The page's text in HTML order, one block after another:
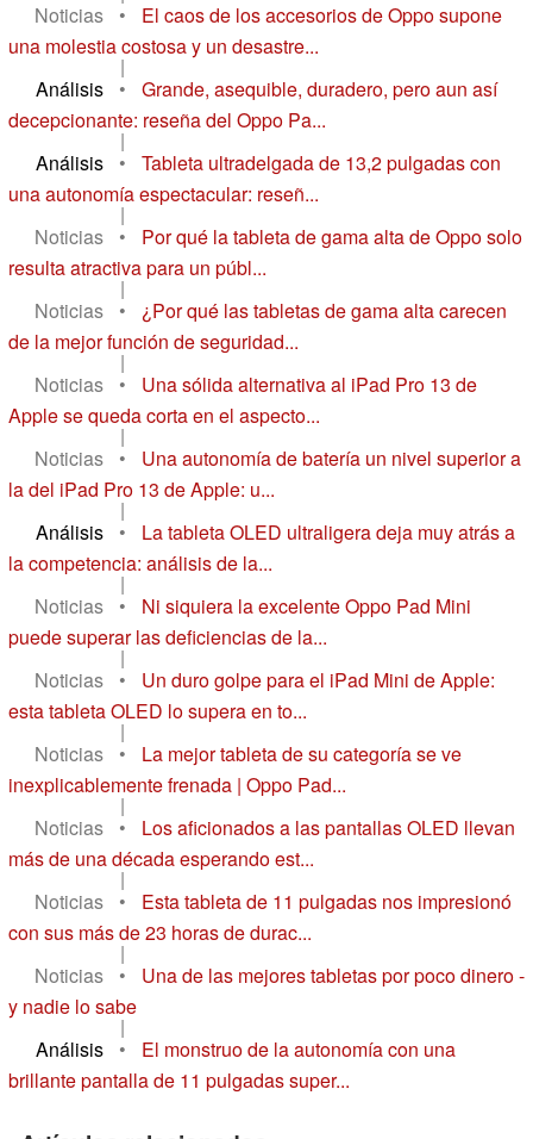
Noticias
•
El caos de los accesorios de Oppo supone
una molestia costosa y un desastre...
|
Análisis
•
Grande, asequible, duradero, pero aun así
decepcionante: reseña del Oppo Pa...
|
Análisis
•
Tableta ultradelgada de 13,2 pulgadas con
una autonomía espectacular: reseñ...
|
Noticias
•
Por qué la tableta de gama alta de Oppo solo
resulta atractiva para un públ...
|
Noticias
•
¿Por qué las tabletas de gama alta carecen
de la mejor función de seguridad...
|
Noticias
•
Una sólida alternativa al iPad Pro 13 de
Apple se queda corta en el aspecto...
|
Noticias
•
Una autonomía de batería un nivel superior a
la del iPad Pro 13 de Apple: u...
|
Análisis
•
La tableta OLED ultraligera deja muy atrás a
la competencia: análisis de la...
|
Noticias
•
Ni siquiera la excelente Oppo Pad Mini
puede superar las deficiencias de la...
|
Noticias
•
Un duro golpe para el iPad Mini de Apple:
esta tableta OLED lo supera en to...
|
Noticias
•
La mejor tableta de su categoría se ve
inexplicablemente frenada | Oppo Pad...
|
Noticias
•
Los aficionados a las pantallas OLED llevan
más de una década esperando est...
|
Noticias
•
Esta tableta de 11 pulgadas nos impresionó
con sus más de 23 horas de durac...
|
Noticias
•
Una de las mejores tabletas por poco dinero -
y nadie lo sabe
|
Análisis
•
El monstruo de la autonomía con una
brillante pantalla de 11 pulgadas super...